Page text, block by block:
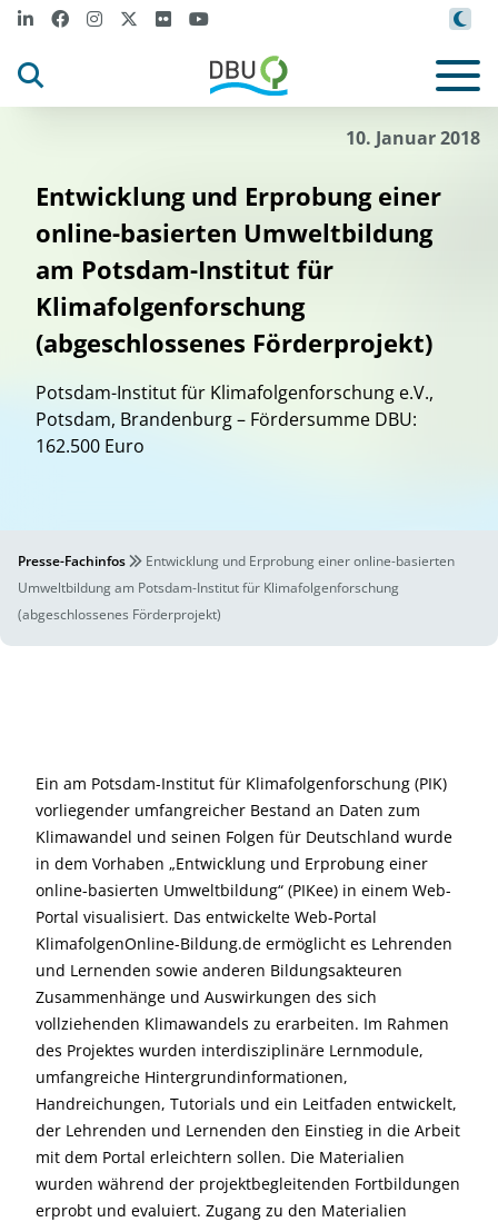
10. Januar 2018
Entwicklung und Erprobung einer
online-basierten Umweltbildung
am Potsdam-Institut für
Klimafolgenforschung
(abgeschlossenes Förderprojekt)
Potsdam-Institut für Klimafolgenforschung e.V.,
Potsdam, Brandenburg – Fördersumme DBU:
162.500 Euro
Presse-Fachinfos
Entwicklung und Erprobung einer online-basierten
Umweltbildung am Potsdam-Institut für Klimafolgenforschung
(abgeschlossenes Förderprojekt)
Ein am Potsdam-Institut für Klimafolgenforschung (PIK)
vorliegender umfangreicher Bestand an Daten zum
Klimawandel und seinen Folgen für Deutschland wurde
in dem Vorhaben „Entwicklung und Erprobung einer
online-basierten Umweltbildung“ (PIKee) in einem Web-
Portal visualisiert. Das entwickelte Web-Portal
KlimafolgenOnline-Bildung.de ermöglicht es Lehrenden
und Lernenden sowie anderen Bildungsakteuren
Zusammenhänge und Auswirkungen des sich
vollziehenden Klimawandels zu erarbeiten. Im Rahmen
des Projektes wurden interdisziplinäre Lernmodule,
umfangreiche Hintergrundinformationen,
Handreichungen, Tutorials und ein Leitfaden entwickelt,
der Lehrenden und Lernenden den Einstieg in die Arbeit
mit dem Portal erleichtern sollen. Die Materialien
wurden während der projektbegleitenden Fortbildungen
erprobt und evaluiert. Zugang zu den Materialien